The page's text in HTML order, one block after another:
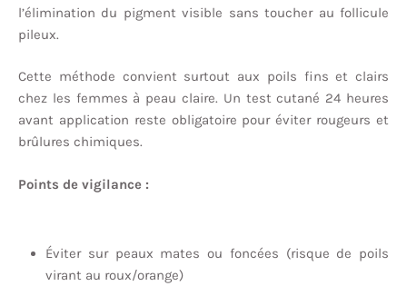
l’élimination du pigment visible sans toucher au follicule
pileux.
Cette méthode convient surtout aux poils fins et clairs
chez les femmes à peau claire. Un test cutané 24 heures
avant application reste obligatoire pour éviter rougeurs et
brûlures chimiques.
Points de vigilance :
Éviter sur peaux mates ou foncées (risque de poils
virant au roux/orange)